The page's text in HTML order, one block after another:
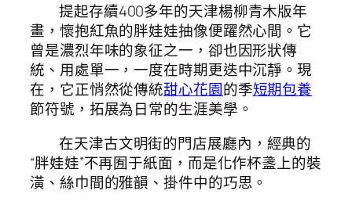
提起存續400多年的天津楊柳青木版年
畫，懷抱紅魚的胖娃娃抽像便躍然心間。它
曾是濃烈年味的象征之一，卻也因形狀傳
統、用處單一，一度在時期更迭中沉靜。現
在，它正悄然從傳統甜心花園的季短期包養
節符號，拓展為日常的生涯美學。
在天津古文明街的門店展廳內，經典的
“胖娃娃”不再囿于紙面，而是化作杯盞上的裝
潢、絲巾間的雅韻、掛件中的巧思。